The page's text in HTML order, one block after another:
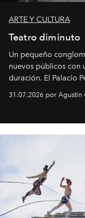
ARTE Y CULTURA
Teatro diminuto
Un pequeño
nuevos públicos con
duración. El Palacio
son algunos de los
miniobras. Sus
31.07.2026 por Agustín